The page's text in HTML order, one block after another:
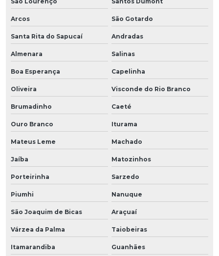
Arcos São Gotardo
Santa Rita do Sapucaí Andradas
Almenara Salinas
Boa Esperança Capelinha
Oliveira Visconde do Rio Branco
Brumadinho Caeté
Ouro Branco Iturama
Mateus Leme Machado
Jaíba Matozinhos
Porteirinha Sarzedo
Piumhi Nanuque
São Joaquim de Bicas Araçuaí
Várzea da Palma Taiobeiras
Itamarandiba Guanhães